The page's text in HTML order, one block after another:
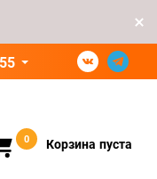
0 Корзина пуста